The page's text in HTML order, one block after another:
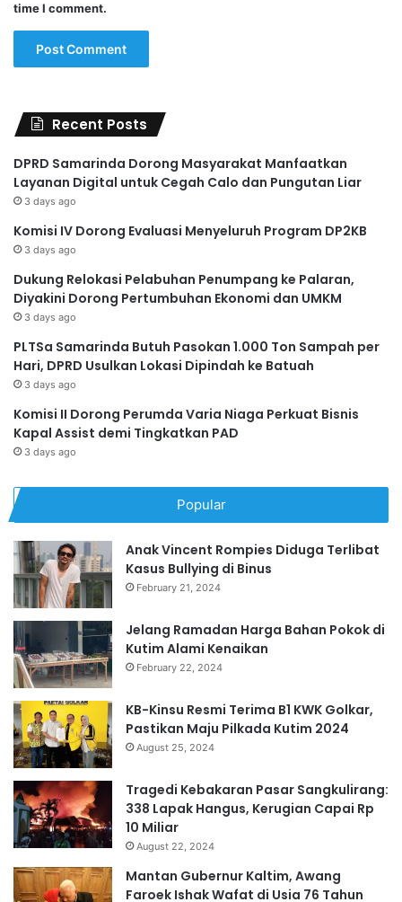
time I comment.
Recent Posts
DPRD Samarinda Dorong Masyarakat Manfaatkan
Layanan Digital untuk Cegah Calo dan Pungutan Liar
3 days ago
Komisi IV Dorong Evaluasi Menyeluruh Program DP2KB
3 days ago
Dukung Relokasi Pelabuhan Penumpang ke Palaran,
Diyakini Dorong Pertumbuhan Ekonomi dan UMKM
3 days ago
PLTSa Samarinda Butuh Pasokan 1.000 Ton Sampah per
Hari, DPRD Usulkan Lokasi Dipindah ke Batuah
3 days ago
Komisi II Dorong Perumda Varia Niaga Perkuat Bisnis
Kapal Assist demi Tingkatkan PAD
3 days ago
Popular
Anak Vincent Rompies Diduga Terlibat
Kasus Bullying di Binus
February 21, 2024
Jelang Ramadan Harga Bahan Pokok di
Kutim Alami Kenaikan
February 22, 2024
KB-Kinsu Resmi Terima B1 KWK Golkar,
Pastikan Maju Pilkada Kutim 2024
August 25, 2024
Tragedi Kebakaran Pasar Sangkulirang:
338 Lapak Hangus, Kerugian Capai Rp
10 Miliar
August 22, 2024
Mantan Gubernur Kaltim, Awang
Faroek Ishak Wafat di Usia 76 Tahun